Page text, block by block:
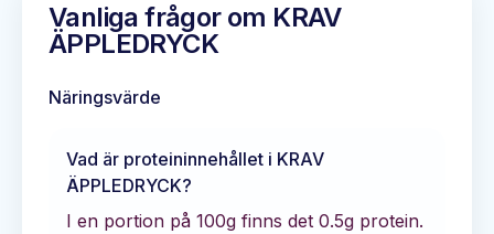
Vanliga frågor om KRAV
ÄPPLEDRYCK
Näringsvärde
Vad är proteininnehållet i KRAV
ÄPPLEDRYCK?
I en portion på 100g finns det 0.5g protein.